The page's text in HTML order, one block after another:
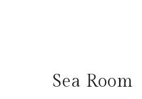
Sea Room